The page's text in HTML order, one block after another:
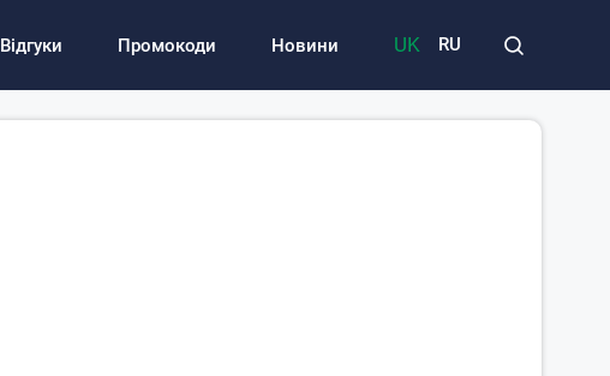
Відгуки Промокоди Новини UK RU